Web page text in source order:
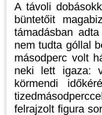
A távoli
büntetőit
támadásban
nem tudta góllal
másodperc volt
neki lett igaza:
körmendi
felrajzolt figura